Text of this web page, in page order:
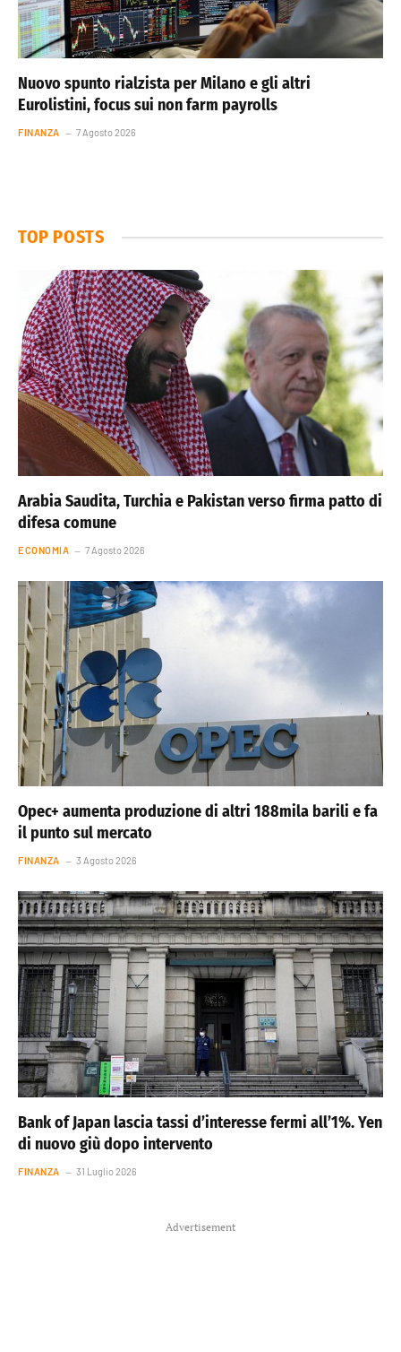
Nuovo spunto rialzista per Milano e gli altri
Eurolistini, focus sui non farm payrolls
FINANZA 7 Agosto 2026
TOP POSTS
Arabia Saudita, Turchia e Pakistan verso firma patto di
difesa comune
ECONOMIA 7 Agosto 2026
Opec+ aumenta produzione di altri 188mila barili e fa
il punto sul mercato
FINANZA 3 Agosto 2026
Bank of Japan lascia tassi d’interesse fermi all’1%. Yen
di nuovo giù dopo intervento
FINANZA 31 Luglio 2026
Advertisement